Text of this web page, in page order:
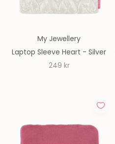
My Jewellery
Laptop Sleeve Heart - Silver
REA-pris
249 kr